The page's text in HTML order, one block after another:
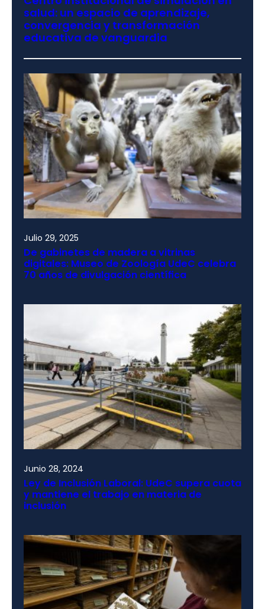
salud: un espacio de aprendizaje,
convergencia y transformación
educativa de vanguardia
Julio 29, 2025
De gabinetes de madera a vitrinas
digitales: Museo de Zoología UdeC celebra
70 años de divulgación científica
Junio 28, 2024
Ley de Inclusión Laboral: UdeC supera cuota
y mantiene el trabajo en materia de
inclusión